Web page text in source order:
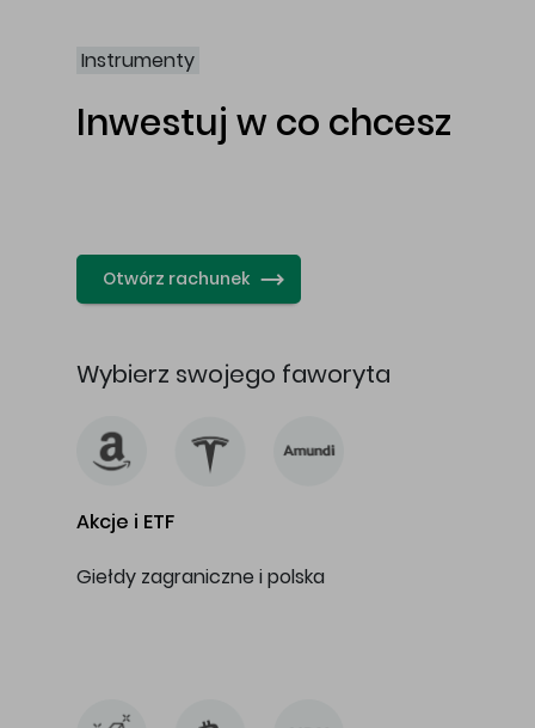
Instrumenty
Inwestuj w co chcesz
Otwórz rachunek
Wybierz swojego faworyta
Akcje i ETF
Giełdy zagraniczne i polska